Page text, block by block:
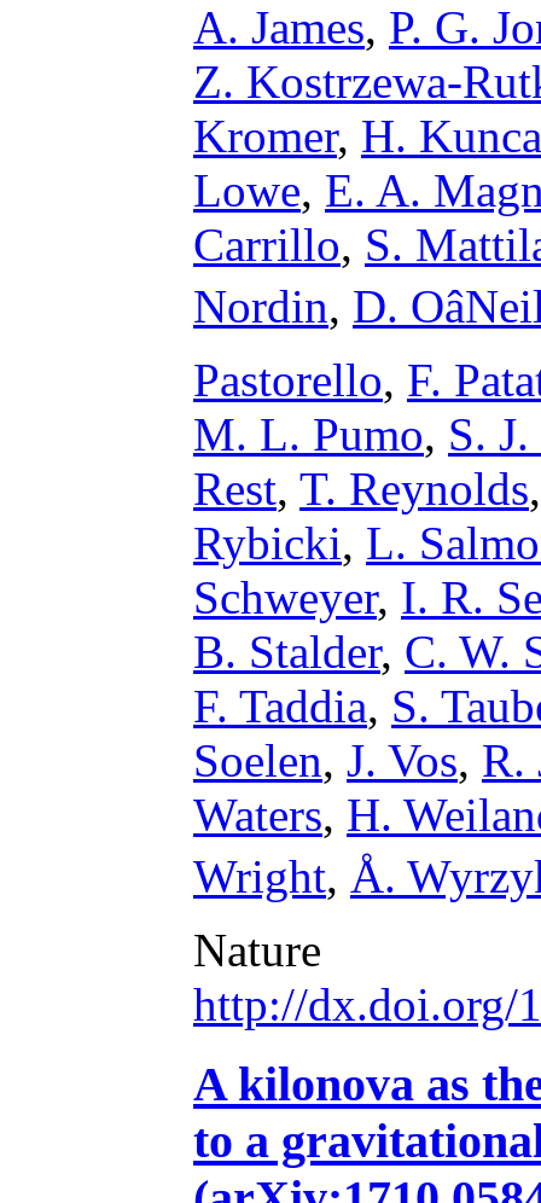
A. James, P. G.
Z. Kostrzewa-
Kromer, H.
Lowe, E. A.
Carrillo, S.
Nordin, D.
Pastorello, F.
M. L. Pumo, S.
Rest, T. Reynolds
Rybicki, L.
Schweyer, I. R.
B. Stalder, C. W.
F. Taddia, S.
Soelen, J. Vos, R.
Waters, H.
Wright, Å.
Nature
http://dx.doi.org/
A kilonova as
to a